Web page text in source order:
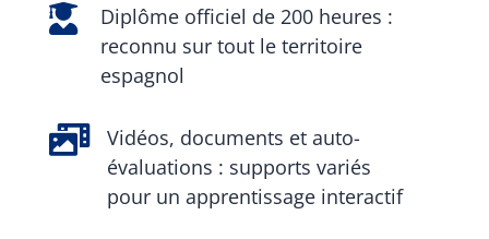

Diplôme officiel de 200 heures :
reconnu sur tout le territoire
espagnol

Vidéos, documents et auto-
évaluations : supports variés
pour un apprentissage interactif